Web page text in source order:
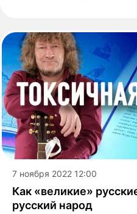
7 ноября 2022 12:00
Как «великие»
русский народ